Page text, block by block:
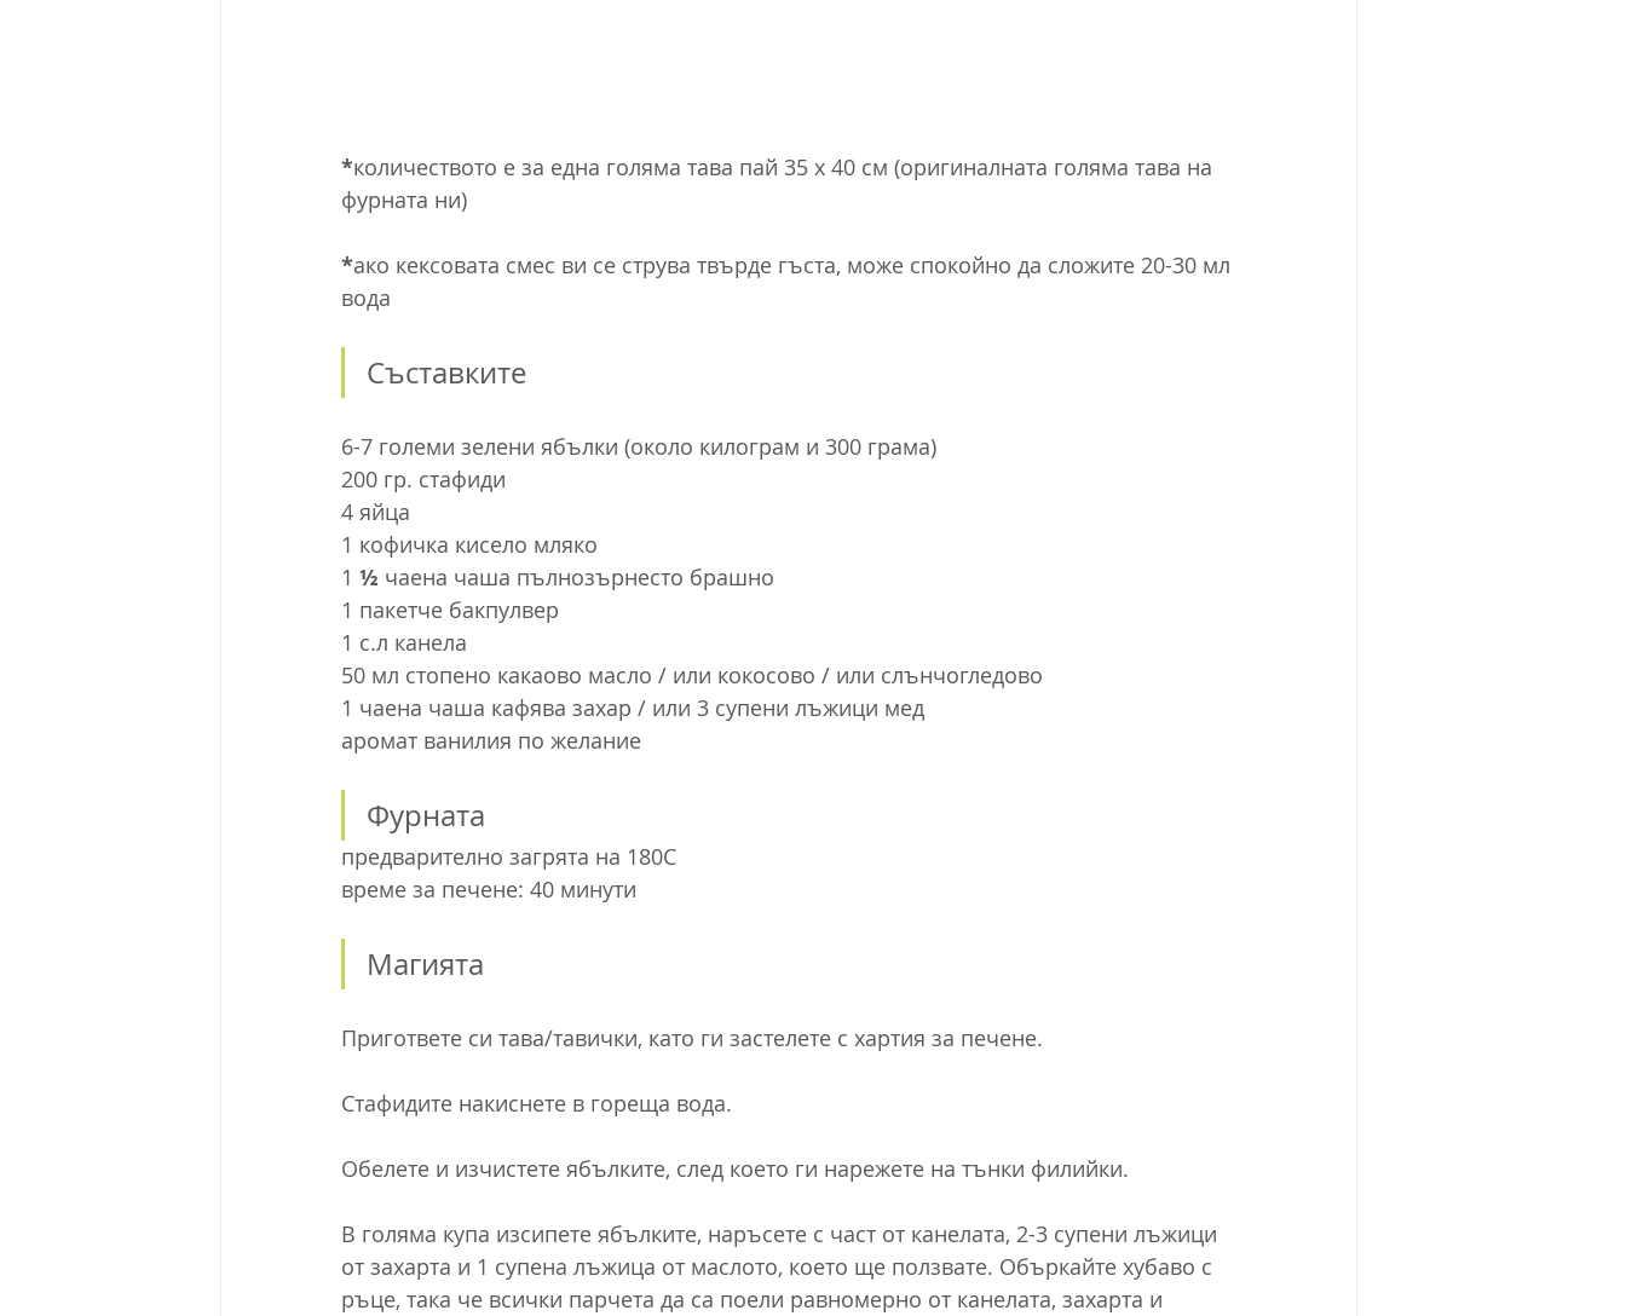
*количеството е за една голяма тава пай 35 х 40 см (оригиналната голяма тава на
фурната ни)
*ако кексовата смес ви се струва твърде гъста, може спокойно да сложите 20-30 мл
вода
Съставките
6-7 големи зелени ябълки (около килограм и 300 грама)
200 гр. стафиди
4 яйца
1 кофичка кисело мляко
1 ½ чаена чаша пълнозърнесто брашно
1 пакетче бакпулвер
1 с.л канела
50 мл стопено какаово масло / или кокосово / или слънчогледово
1 чаена чаша кафява захар / или 3 супени лъжици мед
аромат ванилия по желание
Фурната
предварително загрята на 180C
време за печене: 40 минути
Магията
Пригответе си тава/тавички, като ги застелете с хартия за печене.
Стафидите накиснете в гореща вода.
Обелете и изчистете ябълките, след което ги нарежете на тънки филийки.
В голяма купа изсипете ябълките, наръсете с част от канелата, 2-3 супени лъжици
от захарта и 1 супена лъжица от маслото, което ще ползвате. Объркайте хубаво с
ръце, така че всички парчета да са поели равномерно от канелата, захарта и